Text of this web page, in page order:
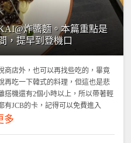
炸醬麵。本篇重點是
，提早到登機口
商店外，也可以再找些吃的，畢竟
再吃一下韓式的料理，但這也是悲
搭機還有2個小時以上，所以帶著輕
JCB的卡，記得可以免費進入
多